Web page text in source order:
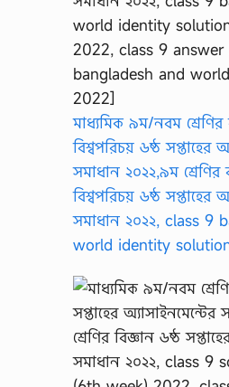
মাধ্যমিক ৯ম/নবম শ্রেণির
বিশ্বপরিচয় ৬ষ্ঠ সপ্তাহের
সমাধান ২০২২,৯ম শ্রেণির
বিশ্বপরিচয় ৬ষ্ঠ সপ্তাহের
সমাধান ২০২২, class 9
world identity